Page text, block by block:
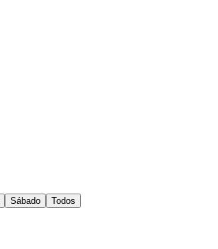
Sábado Todos